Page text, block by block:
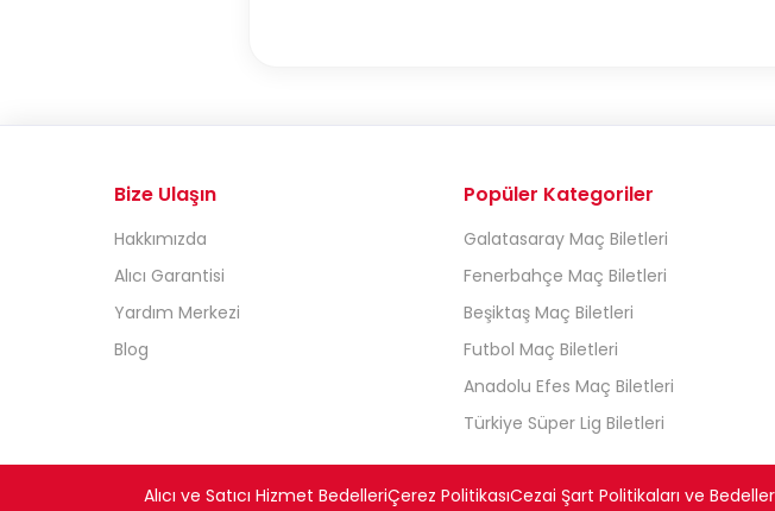
Bize Ulaşın
Hakkımızda
Alıcı Garantisi
Yardım Merkezi
Blog
Popüler Kategoriler
Galatasaray Maç Biletleri
Fenerbahçe Maç Biletleri
Beşiktaş Maç Biletleri
Futbol Maç Biletleri
Anadolu Efes Maç Biletleri
Türkiye Süper Lig Biletleri
Alıcı ve Satıcı Hizmet BedelleriÇerez PolitikasıCezai Şart Politikaları ve